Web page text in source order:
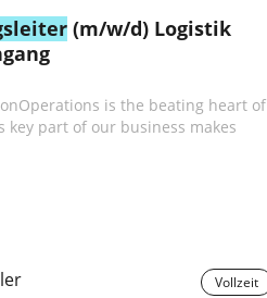
(m/w/d) Logistik
is the beating heart of
key part of our business makes
Vollzeit